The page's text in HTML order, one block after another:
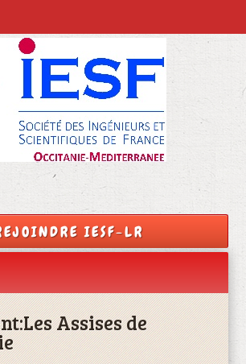
IESF-LR
Les Assises de